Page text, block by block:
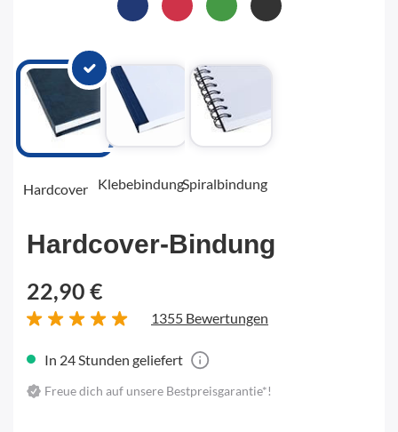
Hardcover KlebebindungSpiralbindung
Hardcover-Bindung
22,90 €
1355 Bewertungen
In 24 Stunden geliefert
Freue dich auf unsere Bestpreisgarantie*!